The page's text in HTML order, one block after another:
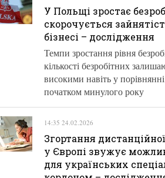
У Польщі зростає
скорочується
бізнесі – дослідження
Темпи зростання рівня
кількості безробітних
високими навіть у
початком минулого року
14:35 24.02.2026
Згортання
у Європі звужує
для українських